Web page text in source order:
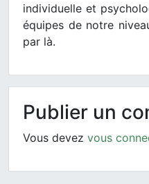
individuelle et
équipes de notre
par là.
Publier un
Vous devez vous